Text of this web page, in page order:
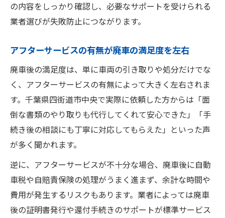
の内容をしっかり確認し、必要なサポートを受けられる
業者選びが失敗防止につながります。
アフターサービスの有無が廃車の満足度を左右
廃車後の満足度は、単に車両の引き取りや処分だけでな
く、アフターサービスの有無によって大きく左右されま
す。千葉県四街道市中央で実際に依頼した方からは「面
倒な書類のやり取りも代行してくれて安心できた」「手
続き後の相談にも丁寧に対応してもらえた」といった声
が多く聞かれます。
逆に、アフターサービスが不十分な場合、廃車後に自動
車税や自賠責保険の処理がうまく進まず、余計な時間や
費用が発生するリスクもあります。業者によっては廃車
後の証明書発行や還付手続きのサポートが標準サービス